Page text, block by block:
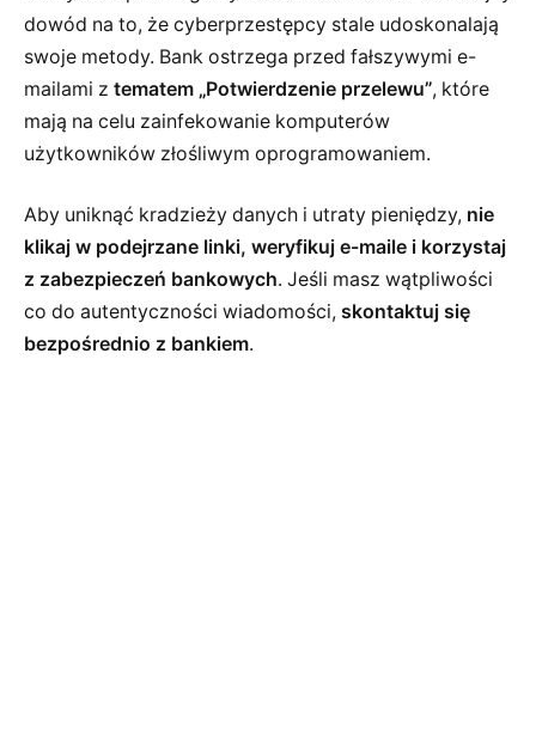
dowód na to, że cyberprzestępcy stale udoskonalają
swoje metody. Bank ostrzega przed fałszywymi e-
mailami z tematem „Potwierdzenie przelewu”, które
mają na celu zainfekowanie komputerów
użytkowników złośliwym oprogramowaniem.
Aby uniknąć kradzieży danych i utraty pieniędzy, nie
klikaj w podejrzane linki, weryfikuj e-maile i korzystaj
z zabezpieczeń bankowych. Jeśli masz wątpliwości
co do autentyczności wiadomości, skontaktuj się
bezpośrednio z bankiem.